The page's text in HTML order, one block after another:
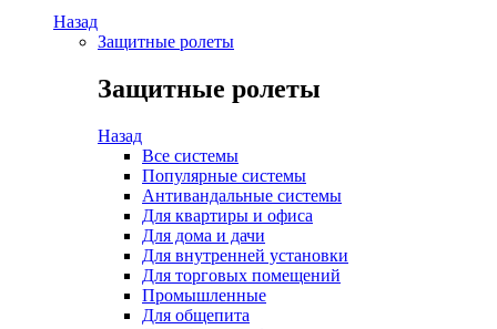
Назад
Защитные ролеты
Защитные ролеты
Назад
Все системы
Популярные системы
Антивандальные системы
Для квартиры и офиса
Для дома и дачи
Для внутренней установки
Для торговых помещений
Промышленные
Для общепита